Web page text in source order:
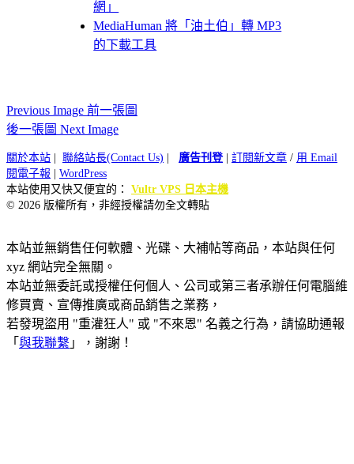
網」
MediaHuman 將「油土伯」轉 MP3
的下載工具
Previous Image 前一張圖
後一張圖 Next Image
關於本站 聯絡站長(Contact Us) 廣告刊登| 訂閱新文章 / 用 Email
閱電子報
WordPress
本站使用又快又便宜的： Vultr VPS 日本主機
© 2026 版權所有，非經授權請勿全文轉貼
本站並無銷售任何軟體、光碟、大補帖等商品，本站與任何
xyz 網站完全無關。
本站並無委託或授權任何個人、公司或第三者承辦任何電腦維
修買賣、宣傳推廣或商品銷售之業務，
若發現盜用 "重灌狂人" 或 "不來恩" 名義之行為，請協助通報
「 與我聯繫 」，謝謝！